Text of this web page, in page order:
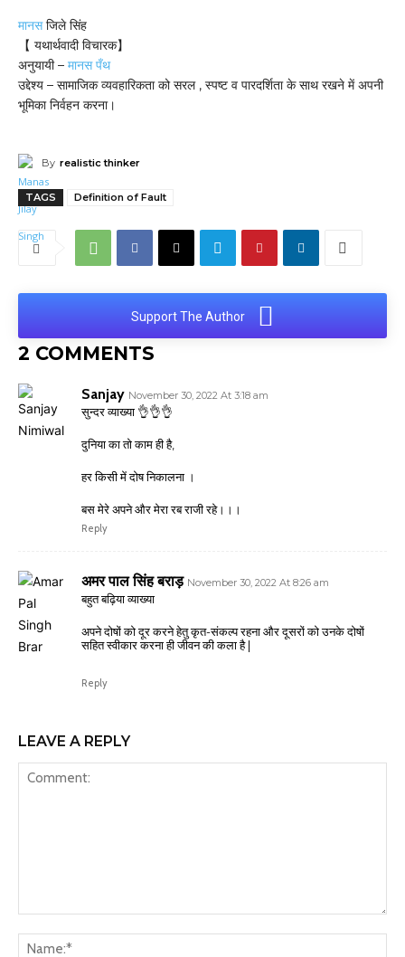
मानसजिले सिंह
【 यथार्थवादी विचारक】
अनुयायी – मानस पँथ
उद्देश्य – सामाजिक व्यवहारिकता को सरल , स्पष्ट व पारदर्शिता के साथ रखने में अपनी
भूमिका निर्वहन करना।
By realistic thinker
TAGS Definition of Fault
Support The Author
2 COMMENTS
Sanjay November 30, 2022 At 3:18 am
सुन्दर व्याख्या 👌👌👌
दुनिया का तो काम ही है,
हर किसी में दोष निकालना ।
बस मेरे अपने और मेरा रब राजी रहे।।।
Reply
अमर पाल सिंह बराड़ November 30, 2022 At 8:26 am
बहुत बढ़िया व्याख्या
अपने दोषों को दूर करने हेतु कृत-संकल्प रहना और दूसरों को उनके दोषों
सहित स्वीकार करना ही जीवन की कला है |
Reply
LEAVE A REPLY